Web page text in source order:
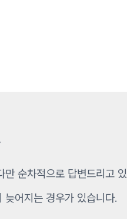
순차적으로 답변드리고
어지는 경우가 있습니다.